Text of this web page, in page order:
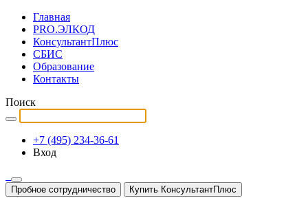
Главная
PRO.ЭЛКОД
КонсультантПлюс
СБИС
Образование
Контакты
Поиск
+7 (495) 234-36-61
Вход
Пробное сотрудничество Купить КонсультантПлюс